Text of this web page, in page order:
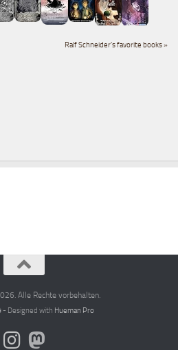
Ralf Schneider's favorite books »
Alle Rechte vorbehalten.
- Designed with Hueman Pro